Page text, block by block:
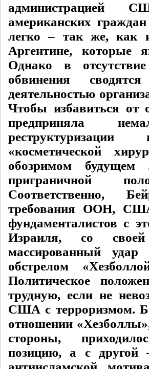
администрацией
американских
легко – так же, как
Аргентине, которые
Однако в
обвинения
деятельностью
Чтобы избавиться от
предприняла
«косметической
обозримом
приграничной
Соответственно,
требования ООН,
фундаменталистов с
Израиля, со
массированный
обстрелом
Политическое
трудную, если не
США с терроризмом.
отношении
стороны,
позицию, а с другой